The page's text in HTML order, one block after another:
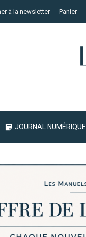
à la newsletter Panier
JOURNAL NUMÉRIQUE